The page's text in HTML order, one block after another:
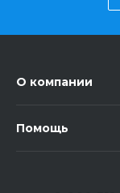
О компании
Помощь